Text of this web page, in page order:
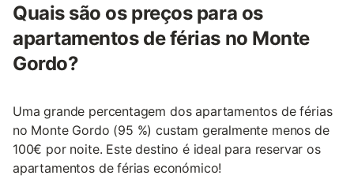
Quais são os preços para os
apartamentos de férias no Monte
Gordo?
Uma grande percentagem dos apartamentos de férias
no Monte Gordo (95 %) custam geralmente menos de
100€ por noite. Este destino é ideal para reservar os
apartamentos de férias económico!